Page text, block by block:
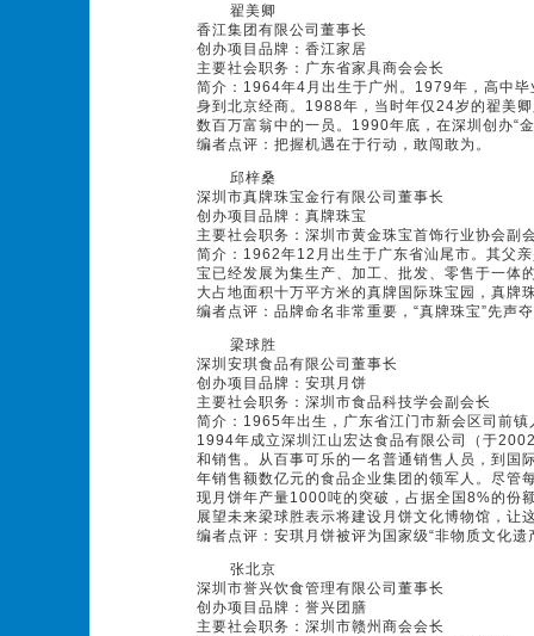
翟美卿
香江集团有限公司董事长
创办项目品牌：香江家居
主要社会职务：广东省家具商会会长
简介：1964年4月出生于广州。1979年，高中
身到北京经商。1988年，当时年仅24岁的翟美
数百万富翁中的一员。1990年底，在深圳创办“
编者点评：把握机遇在于行动，敢闯敢为。
邱梓桑
深圳市真牌珠宝金行有限公司董事长
创办项目品牌：真牌珠宝
主要社会职务：深圳市黄金珠宝首饰行业协会副
简介：1962年12月出生于广东省汕尾市。其父
宝已经发展为集生产、加工、批发、零售于一体
大占地面积十万平方米的真牌国际珠宝园，真牌
编者点评：品牌命名非常重要，“真牌珠宝”先声
梁球胜
深圳安琪食品有限公司董事长
创办项目品牌：安琪月饼
主要社会职务：深圳市食品科技学会副会长
简介：1965年出生，广东省江门市新会区司前
1994年成立深圳江山宏达食品有限公司（于
和销售。从百事可乐的一名普通销售人员，到国
年销售额数亿元的食品企业集团的领军人。尽管
现月饼年产量1000吨的突破，占据全国8%的份
展望未来梁球胜表示将建设月饼文化博物馆，让
编者点评：安琪月饼被评为国家级“非物质文化
张北京
深圳市誉兴饮食管理有限公司董事长
创办项目品牌：誉兴团膳
主要社会职务：深圳市赣州商会会长